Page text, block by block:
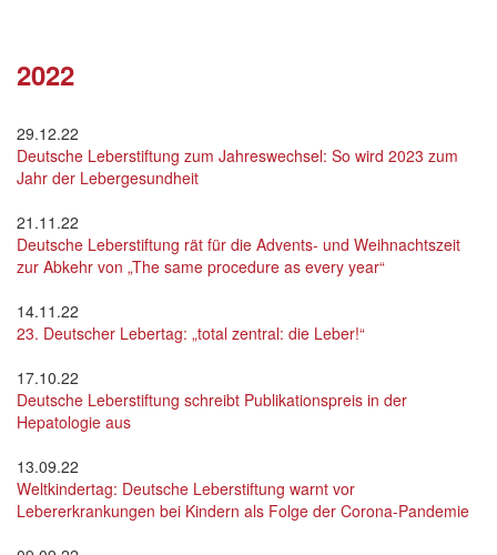
2022
29.12.22
Deutsche Leberstiftung zum Jahreswechsel: So wird 2023 zum
Jahr der Lebergesundheit
21.11.22
Deutsche Leberstiftung rät für die Advents- und Weihnachtszeit
zur Abkehr von „The same procedure as every year“
14.11.22
23. Deutscher Lebertag: „total zentral: die Leber!“
17.10.22
Deutsche Leberstiftung schreibt Publikationspreis in der
Hepatologie aus
13.09.22
Weltkindertag: Deutsche Leberstiftung warnt vor
Lebererkrankungen bei Kindern als Folge der Corona-Pandemie